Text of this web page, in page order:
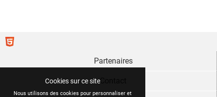
Cookies sur ce site
Nous utilisons des cookies pour personnaliser et
Partenaires
Contact